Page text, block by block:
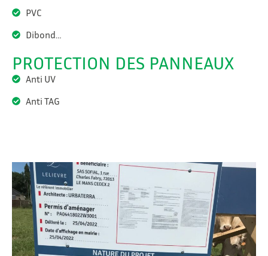
PVC
Dibond…
PROTECTION DES PANNEAUX
Anti UV
Anti TAG